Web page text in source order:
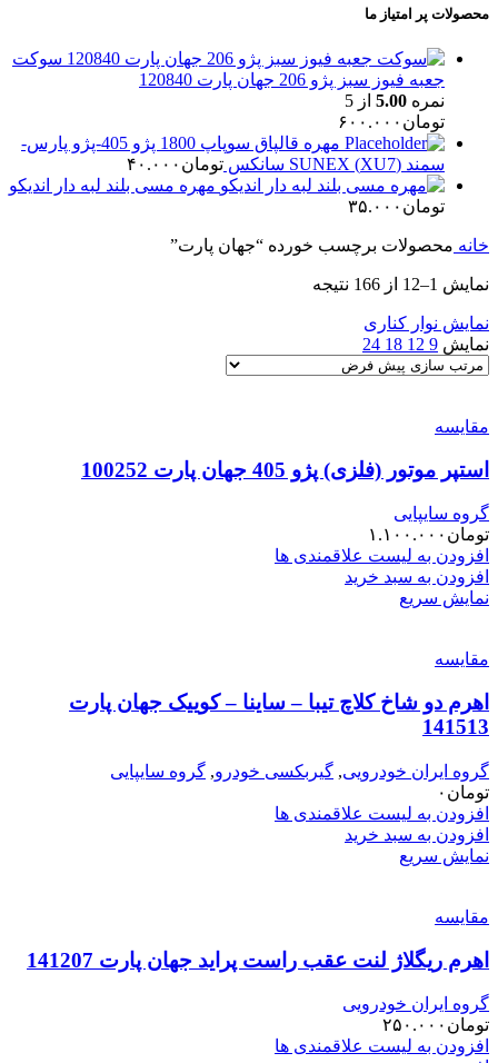
محصولات پر امتیاز ما
سوکت
جعبه فیوز سبز پژو 206 جهان پارت 120840
نمره 5.00 از 5
تومان ۶۰۰.۰۰۰
مهره قالپاق سوپاپ 1800 پژو 405-پژو پارس-
سمند (XU7) SUNEX سانکس
تومان ۴۰.۰۰۰
مهره مسی بلند لبه دار اندیکو
تومان ۳۵.۰۰۰
خانه محصولات برچسب خورده “جهان پارت”
نمایش 1–12 از 166 نتیجه
نمایش نوار کناری
نمایش 9
12
18
24
مقایسه
استپر موتور (فلزی) پژو 405 جهان پارت 100252
گروه سایپایی
تومان ۱.۱۰۰.۰۰۰
افزودن به لیست علاقمندی ها
افزودن به سبد خرید
نمایش سریع
مقایسه
اهرم دو شاخ کلاچ تیبا – ساینا – کوییک جهان پارت
141513
گروه ایران خودرویی, گیربکسی خودرو, گروه سایپایی
تومان ۰
افزودن به لیست علاقمندی ها
افزودن به سبد خرید
نمایش سریع
مقایسه
اهرم ریگلاژ لنت عقب راست پراید جهان پارت 141207
گروه ایران خودرویی
تومان ۲۵۰.۰۰۰
افزودن به لیست علاقمندی ها